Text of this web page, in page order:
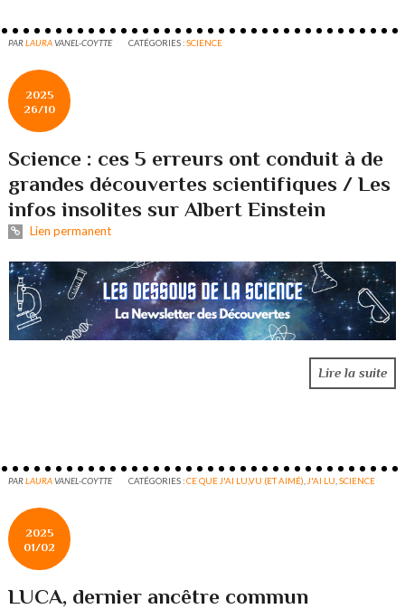
PARLAURAVANEL-COYTTE CATÉGORIES :SCIENCE
2025
26/10
Science : ces 5 erreurs ont conduit à de
grandes découvertes scientifiques / Les
infos insolites sur Albert Einstein
Lien permanent
Lire la suite
PARLAURAVANEL-COYTTE CATÉGORIES :CE QUE J'AI LU,VU (ET AIMÉ) J'AI LU ,SCIENCE
2025
01/02
LUCA, dernier ancêtre commun